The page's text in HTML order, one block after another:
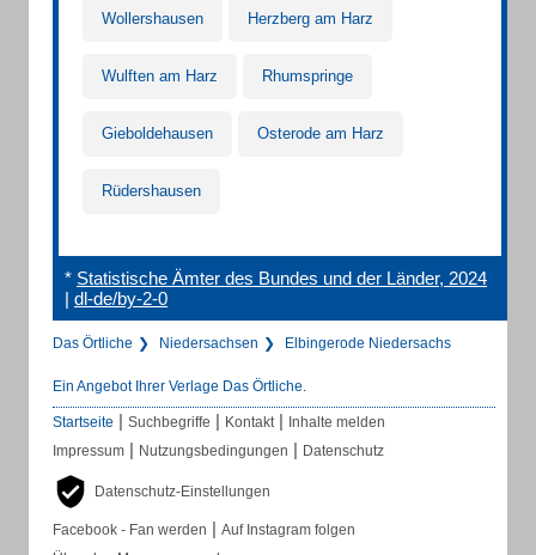
Wollershausen Herzberg am Harz
Wulften am Harz Rhumspringe
Gieboldehausen Osterode am Harz
Rüdershausen
* Statistische Ämter des Bundes und der Länder, 2024
| dl-de/by-2-0
Das Örtliche Niedersachsen Elbingerode Niedersachs
Ein Angebot Ihrer Verlage Das Örtliche.
Startseite | Suchbegriffe | Kontakt | Inhalte melden
Impressum | Nutzungsbedingungen | Datenschutz
Datenschutz-Einstellungen
Facebook - Fan werden | Auf Instagram folgen